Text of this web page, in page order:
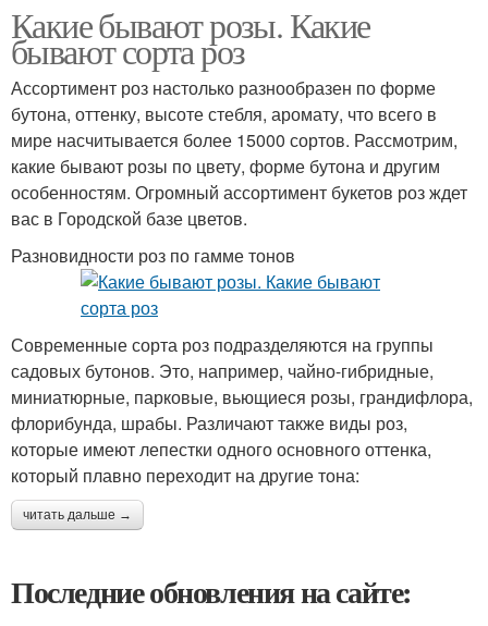
Чайная роза Чайные розы
Розы для сада//как
Какие бывают розы. Какие
бывают сорта роз
Ассортимент роз настолько разнообразен по форме
бутона, оттенку, высоте стебля, аромату, что всего в
мире насчитывается более 15000 сортов. Рассмотрим,
какие бывают розы по цвету, форме бутона и другим
особенностям. Огромный ассортимент букетов роз ждет
вас в Городской базе цветов.
Разновидности роз по гамме тонов
Современные сорта роз подразделяются на группы
садовых бутонов. Это, например, чайно-гибридные,
миниатюрные, парковые, вьющиеся розы, грандифлора,
флорибунда, шрабы. Различают также виды роз,
которые имеют лепестки одного основного оттенка,
который плавно переходит на другие тона:
читать дальше →
Последние обновления на сайте: